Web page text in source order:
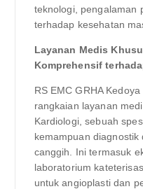
teknologi, pengalaman
terhadap kesehatan
Layanan Medis
Komprehensif
RS EMC GRHA
rangkaian layanan
Kardiologi, sebuah
kemampuan
canggih. Ini termasuk
laboratorium
untuk angioplasti dan